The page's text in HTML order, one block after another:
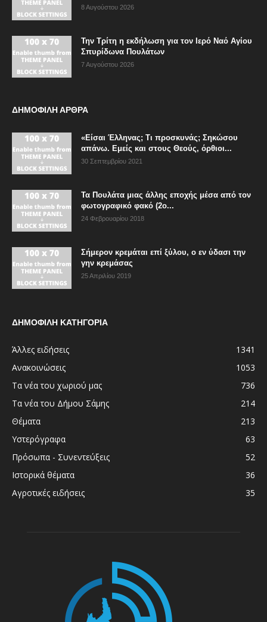
8 Αυγούστου 2026
Την Τρίτη η εκδήλωση για τον Ιερό Ναό Αγίου
Σπυρίδωνα Πουλάτων
7 Αυγούστου 2026
ΔΗΜΟΦΙΛΗ ΑΡΘΡΑ
«Είσαι Έλληνας; Τι προσκυνάς; Σηκώσου
απάνω. Εμείς και στους Θεούς, όρθιοι...
30 Σεπτεμβρίου 2021
Τα Πουλάτα μιας άλλης εποχής μέσα από τον
φωτογραφικό φακό (2ο...
24 Φεβρουαρίου 2018
Σήμερον κρεμάται επί ξύλου, ο εν ύδασι την
γην κρεμάσας
25 Απριλίου 2019
ΔΗΜΟΦΙΛΗ ΚΑΤΗΓΟΡΙΑ
Άλλες ειδήσεις
1341
Ανακοινώσεις
1053
Τα νέα του χωριού μας
736
Τα νέα του Δήμου Σάμης
214
Θέματα
213
Υστερόγραφα
63
Πρόσωπα - Συνεντεύξεις
52
Ιστορικά θέματα
36
Αγροτικές ειδήσεις
35